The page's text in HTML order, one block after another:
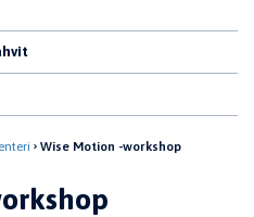
Wise Motion -workshop